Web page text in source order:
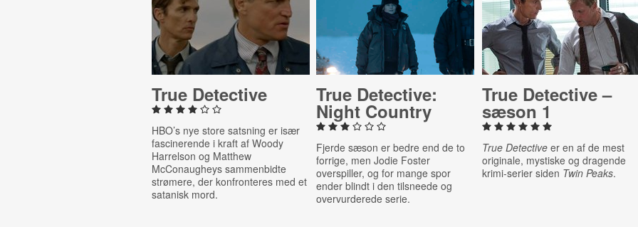
True Detective
HBO’s nye store satsning er især
fascinerende i kraft af Woody
Harrelson og Matthew
McConaugheys sammenbidte
strømere, der konfronteres med et
satanisk mord.
True Detective:
Night Country
Fjerde sæson er bedre end de to
forrige, men Jodie Foster
overspiller, og for mange spor
ender blindt i den tilsneede og
overvurderede serie.
True Detective –
sæson 1
True Detectiveer en af de mest
originale, mystiske og dragende
krimi-serier siden Twin Peaks.